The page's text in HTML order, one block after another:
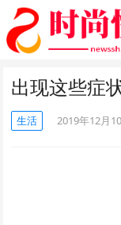
出现这些症
生活 2019年12月